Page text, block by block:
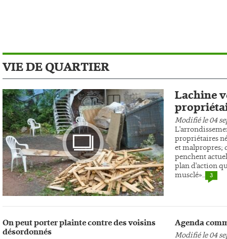
VIE DE QUARTIER
Lachine
Modifié le 04
propriétaires
et malpropres;
penchent
plan d'action
musclé».. 3
Photo
On peut porter plainte contre des voisins
désordonnés
Agenda
Modifié le 04